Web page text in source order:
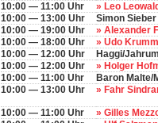
10:00 — 11:00 Uhr
» Leo
10:00 — 13:00 Uhr
Simon Sieber
10:00 — 19:00 Uhr
» Alexander
10:00 — 18:00 Uhr
» Udo
10:00 — 12:00 Uhr
Haggi/
10:00 — 12:00 Uhr
» Holger
10:00 — 11:00 Uhr
Baron Malte/
10:00 — 13:00 Uhr
» Fahr
10:00 — 11:00 Uhr
» Gilles